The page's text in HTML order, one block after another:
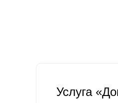
Услуга